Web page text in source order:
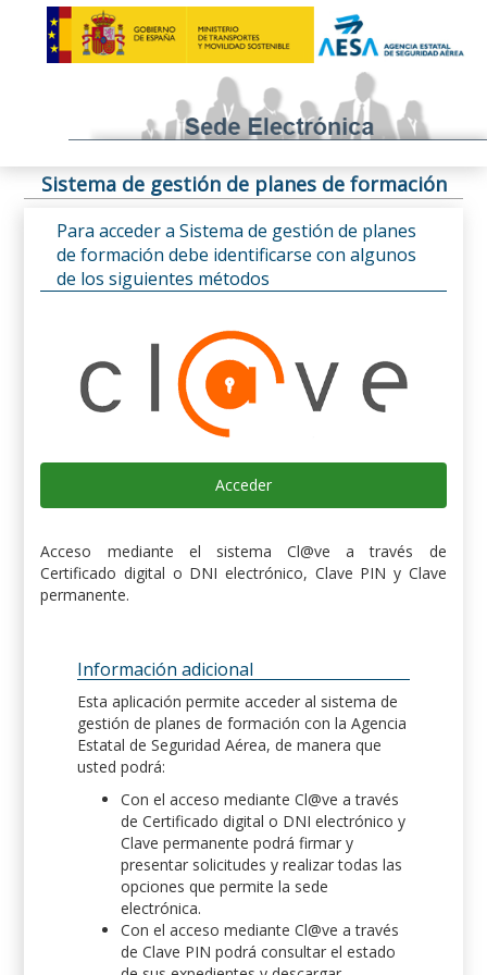
Sistema de gestión de planes de formación
Para acceder a Sistema de gestión de planes
de formación debe identificarse con algunos
de los siguientes métodos
Acceder
Acceso mediante el sistema Cl@ve a través de
Certificado digital o DNI electrónico, Clave PIN y Clave
permanente.
Información adicional
Esta aplicación permite acceder al sistema de
gestión de planes de formación con la Agencia
Estatal de Seguridad Aérea, de manera que
usted podrá:
Con el acceso mediante Cl@ve a través
de Certificado digital o DNI electrónico y
Clave permanente podrá firmar y
presentar solicitudes y realizar todas las
opciones que permite la sede
electrónica.
Con el acceso mediante Cl@ve a través
de Clave PIN podrá consultar el estado